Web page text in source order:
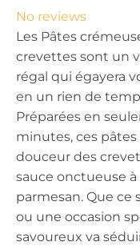
a
r
s
t
a
r
s
t
a
r
s
t
a
r
s
t
a
r
No reviews
Les Pâtes
crevettes sont un
régal qui égayera
en un rien de
Préparées en
minutes, ces pâtes
douceur des
sauce onctueuse à
parmesan. Que ce
ou une occasion
savoureux va